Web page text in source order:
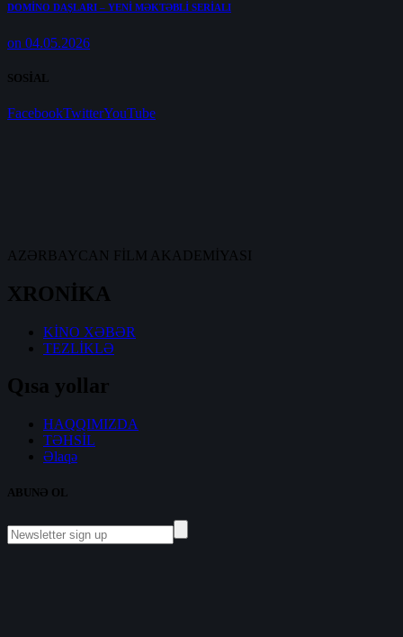
DOMİNO DAŞLARI – YENİ MƏKTƏBLİ SERİALI
on 04.05.2026
SOSİAL
FacebookTwitterYouTube
AZƏRBAYCAN FİLM AKADEMİYASI
XRONİKA
KİNO XƏBƏR
TEZLİKLƏ
Qısa yollar
HAQQIMIZDA
TƏHSİL
Əlaqə
ABUNƏ OL